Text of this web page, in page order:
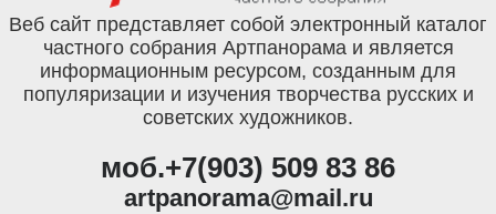
Веб сайт представляет собой электронный каталог
частного собрания Артпанорама и является
информационным ресурсом, созданным для
популяризации и изучения творчества русских и
советских художников.
моб.+7(903) 509 83 86
artpanorama@mail.ru